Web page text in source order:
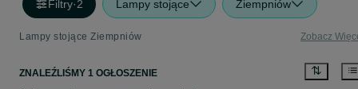
Filtry·2 Lampy stojące Ziempniów
Lampy stojące Ziempniów Zobacz
ZNALEŹLIŚMY 1 OGŁOSZENIE